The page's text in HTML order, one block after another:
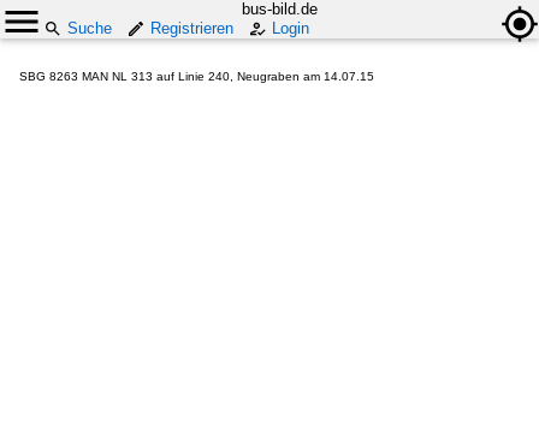
bus-bild.de
Suche
Registrieren Login
SBG 8263 MAN NL 313 auf Linie 240, Neugraben am 14.07.15